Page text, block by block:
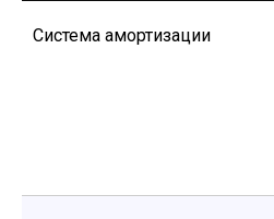
Система амортизации